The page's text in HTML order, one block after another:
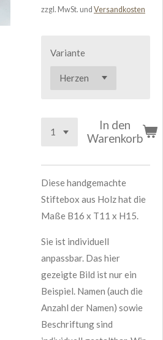
zzgl. MwSt. und Versandkosten
Variante
In den
Warenkorb
Diese handgemachte
Stiftebox aus Holz hat die
Maße B16 x T11 x H15.
Sie ist individuell
anpassbar. Das hier
gezeigte Bild ist nur ein
Beispiel. Namen (auch die
Anzahl der Namen) sowie
Beschriftung sind